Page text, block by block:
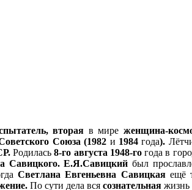
вторая в мире женщина-
Союза (1982 и 1984года).
Родилась8-го августа 1948-гогода в
Савицкого. Е.Я.Савицкий был
Светлана Евгеньевна Савицкаяещё
По сути дела вся сознательная жизнь